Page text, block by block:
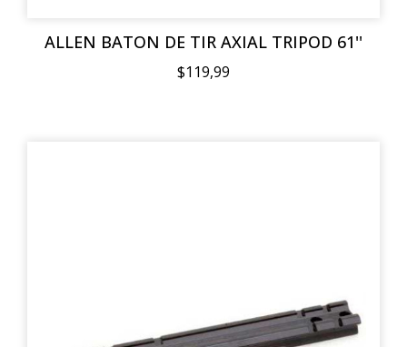
ALLEN BATON DE TIR AXIAL TRIPOD 61''
$119,99